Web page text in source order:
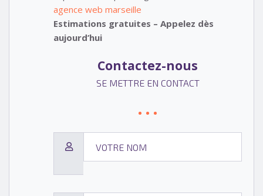
agence web marseille
Estimations gratuites – Appelez dès
aujourd’hui
Contactez-nous
SE METTRE EN CONTACT